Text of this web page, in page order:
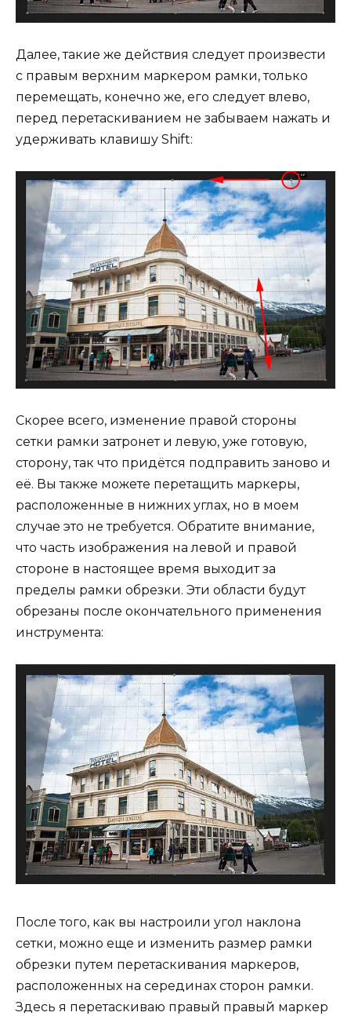
Далее, такие же действия следует произвести
с правым верхним маркером рамки, только
перемещать, конечно же, его следует влево,
перед перетаскиванием не забываем нажать и
удерживать клавишу Shift:
Скорее всего, изменение правой стороны
сетки рамки затронет и левую, уже готовую,
сторону, так что придётся подправить заново и
её. Вы также можете перетащить маркеры,
расположенные в нижних углах, но в моем
случае это не требуется. Обратите внимание,
что часть изображения на левой и правой
стороне в настоящее время выходит за
пределы рамки обрезки. Эти области будут
обрезаны после окончательного применения
инструмента:
После того, как вы настроили угол наклона
сетки, можно еще и изменить размер рамки
обрезки путем перетаскивания маркеров,
расположенных на серединах сторон рамки.
Здесь я перетаскиваю правый правый маркер